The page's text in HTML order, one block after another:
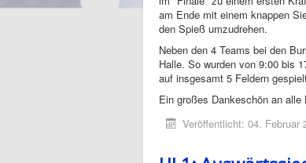
am Ende mit einem knappen
den Spieß umzudrehen.
Neben den 4 Teams bei den
Halle. So wurden von 9:00 bis
auf insgesamt 5 Feldern
Ein großes Dankeschön an
Veröffentlicht: 04. Februar